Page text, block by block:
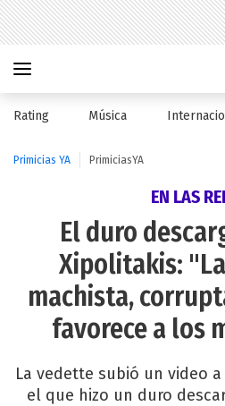
Rating Música
Primicias YA PrimiciasYA
EN LAS
El duro
Xipolitakis:
machista,
favorece a los
La vedette subió un video
el que hizo un duro